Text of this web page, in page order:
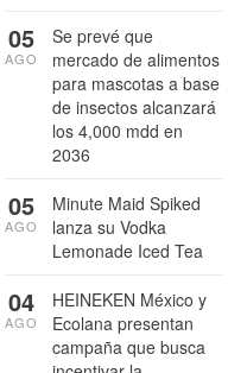
Se prevé que
mercado de alimentos
para mascotas a base
de insectos alcanzará
los 4,000 mdd en
2036
05
AGO
Minute Maid Spiked
lanza su Vodka
Lemonade Iced Tea
05
AGO
HEINEKEN México y
Ecolana presentan
campaña que busca
04
AGO